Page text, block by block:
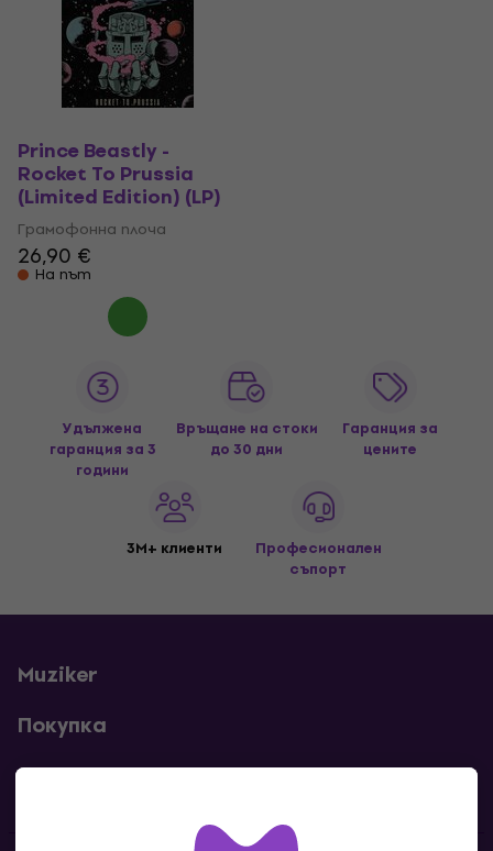
Prince Beastly -
Rocket To Prussia
(Limited Edition) (LP)
Грамофонна плоча
26,90 €
На път
Удължена
гаранция за 3
години
Връщане на стоки
до 30 дни
Гаранция за
цените
3M+ клиенти
Професионален
съпорт
Muziker
Покупка
Полезни линкове